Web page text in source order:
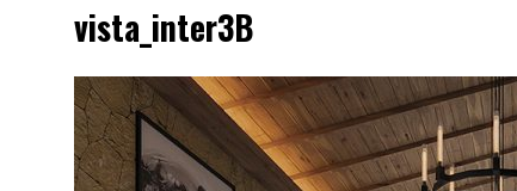
COLINEAL – ESPECIAL INTERIORISMO &
ADRIANA HOYOS DESIGN STUDIO – ESPECIAL
vista_inter3B